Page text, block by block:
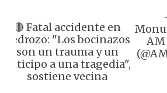
🔴 Fatal accidente en
Pedrozo: "Los bocinazos
son un trauma y un
anticipo a una tragedia",
sostiene vecina
AM